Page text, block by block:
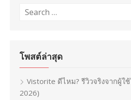
Search
โพสต์ล่าสุด
Vistorite ดีไหม? รีวิวจริงจากผู้ใ
2026)